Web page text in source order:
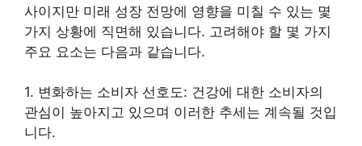
사이지만 미래 성장 전망에 영향을 미칠 수 있는 몇
가지 상황에 직면해 있습니다. 고려해야 할 몇 가지
주요 요소는 다음과 같습니다.
1. 변화하는 소비자 선호도: 건강에 대한 소비자의
관심이 높아지고 있으며 이러한 추세는 계속될 것입
니다.